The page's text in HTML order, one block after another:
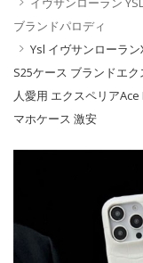
ブランドパロディ
Ysl イヴサンローラ
S25ケース ブランドエ
人愛用 エクスペリア
マホケース 激安